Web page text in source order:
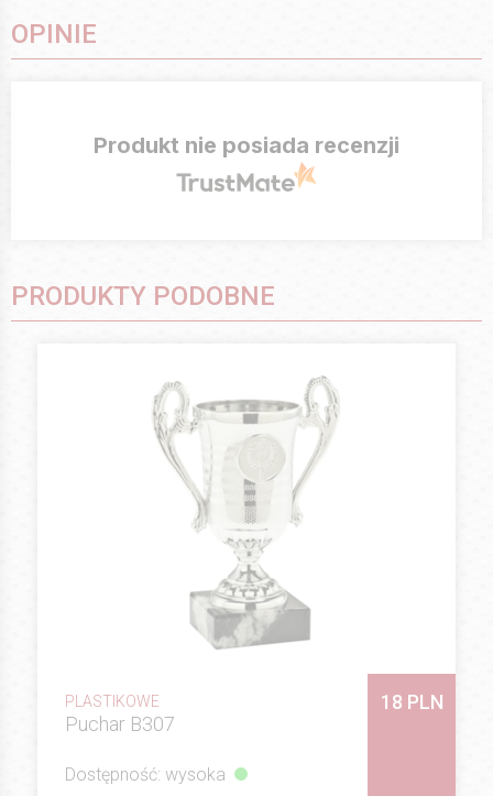
OPINIE
Produkt nie posiada recenzji
PRODUKTY PODOBNE
PLASTIKOWE
Puchar B307
18 PLN
Dostępność: wysoka